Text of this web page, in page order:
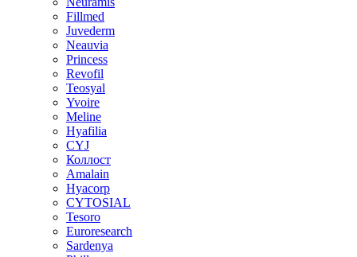
Fillmed
Juvederm
Neauvia
Princess
Revofil
Teosyal
Yvoire
Meline
Hyafilia
CYJ
Коллост
Amalain
Hyacorp
CYTOSIAL
Tesoro
Euroresearch
Sardenya